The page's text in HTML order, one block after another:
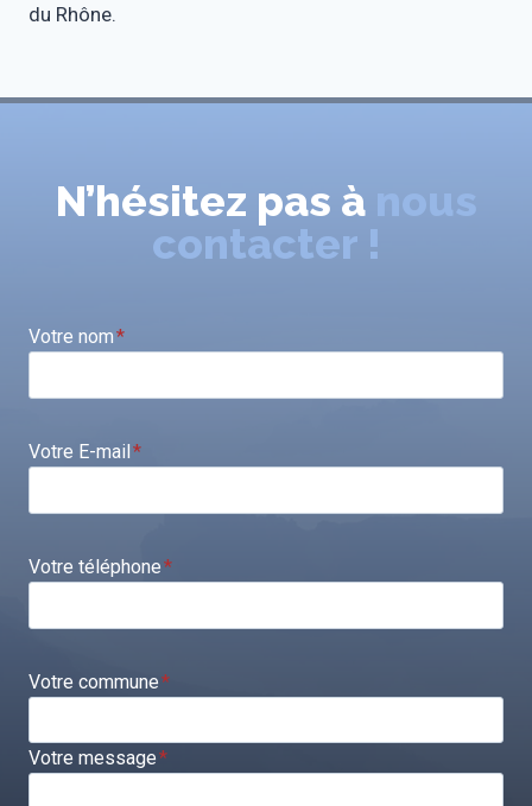
du Rhône.
N’hésitez pas à nous
contacter !
Votre nom*
Votre E-mail*
Votre téléphone*
Votre commune*
Votre message*